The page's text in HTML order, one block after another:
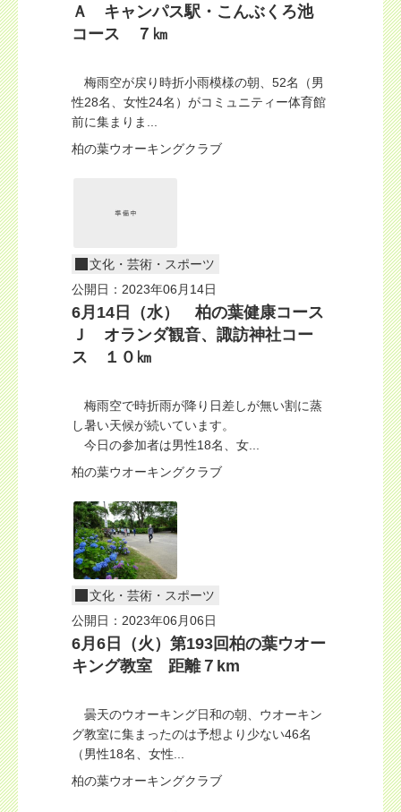
Ａ キャンパス駅・こんぶくろ池
コース ７㎞
梅雨空が戻り時折小雨模様の朝、52名（男
性28名、女性24名）がコミュニティー体育館
前に集まりま...
柏の葉ウオーキングクラブ
文化・芸術・スポーツ
公開日：2023年06月14日
6月14日（水） 柏の葉健康コース
Ｊ オランダ観音、諏訪神社コー
ス １０㎞
梅雨空で時折雨が降り日差しが無い割に蒸
し暑い天候が続いています。
今日の参加者は男性18名、女...
柏の葉ウオーキングクラブ
文化・芸術・スポーツ
公開日：2023年06月06日
6月6日（火）第193回柏の葉ウオー
キング教室 距離７km
曇天のウオーキング日和の朝、ウオーキン
グ教室に集まったのは予想より少ない46名
（男性18名、女性...
柏の葉ウオーキングクラブ